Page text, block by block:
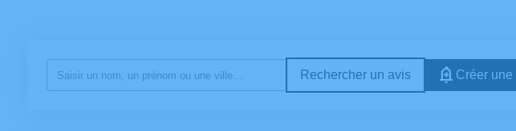
Rechercher un avis Créer